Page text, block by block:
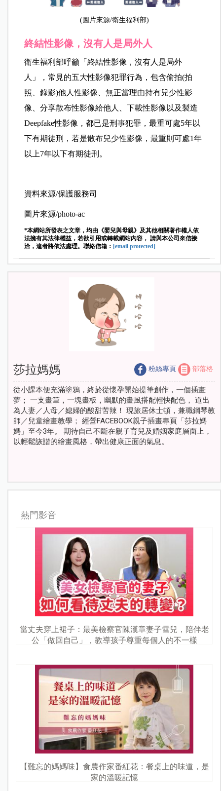
(圖片來源/衛生福利部)
終結性影像，沒有人是局外人
衛生福利部呼籲「終結性影像，沒有人是局外
人」，常見的五大性影像犯罪行為，包含偷拍(拍
照、錄影)他人性影像、無正當理由持有兒少性影
像、分享散布性影像給他人、下載性影像以及製造
Deepfake性影像，都已是刑事犯罪，最重可處5年以
下有期徒刑，若是散布兒少性影像，最重則可處1年
以上7年以下有期徒刑。
資料來源/保護服務司
圖片來源/photo-ac
*本網站所發表之文章，均由《嬰兒與母親》及其他相關著作權人依
法擁有其法律權益，若欲引用或轉載網站內容， 請與本公司來信接
洽，違者將依法處理。聯絡信箱： [email protected]
莎拉媽媽 粉絲專頁 部落格
從小課本便充滿塗鴉，終於從懷孕開始提筆創作，一個插畫
夢； 一支畫筆，一塊畫板，幽默的畫風搭配輕快配色， 道出
為人妻／人母／媳婦的酸甜苦辣！ 現旅居休士頓，兼職鋼琴教
師／兒童繪畫教學； 經營FACEBOOK親子插畫專頁「莎拉媽
媽」至今3年。 期待自己不斷在親子育兒及婚姻家庭層面上，
以輕鬆詼諧的繪畫風格，帶出健康正面的氣息。
熱門影音
當丈夫穿上裙子：最美檢察官陳漢章妻子雪兒，陪伴老
公「做回自己」，教導孩子尊重每個人的不一樣
【難忘的媽媽味】食農作家番紅花：餐桌上的味道，是
家的溫暖記憶